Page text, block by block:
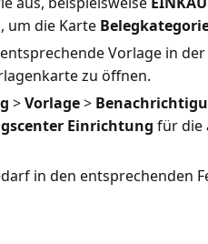
, um die Karte
Vorlage in der
zu öffnen.
>Vorlage>
Einrichtung für die
in den entsprechenden